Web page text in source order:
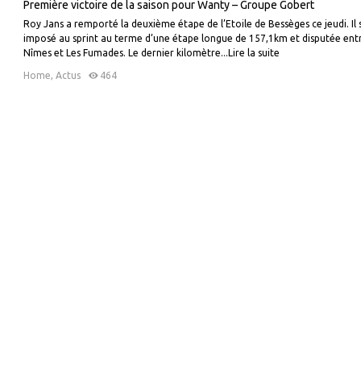
Première victoire de la saison pour Wanty – Groupe Gobert
Roy Jans a remporté la deuxième étape de l’Etoile de Bessèges ce jeudi. Il
imposé au sprint au terme d’une étape longue de 157,1km et disputée
Nîmes et Les Fumades. Le dernier kilomètre...Lire la suite
Home,Actus 464